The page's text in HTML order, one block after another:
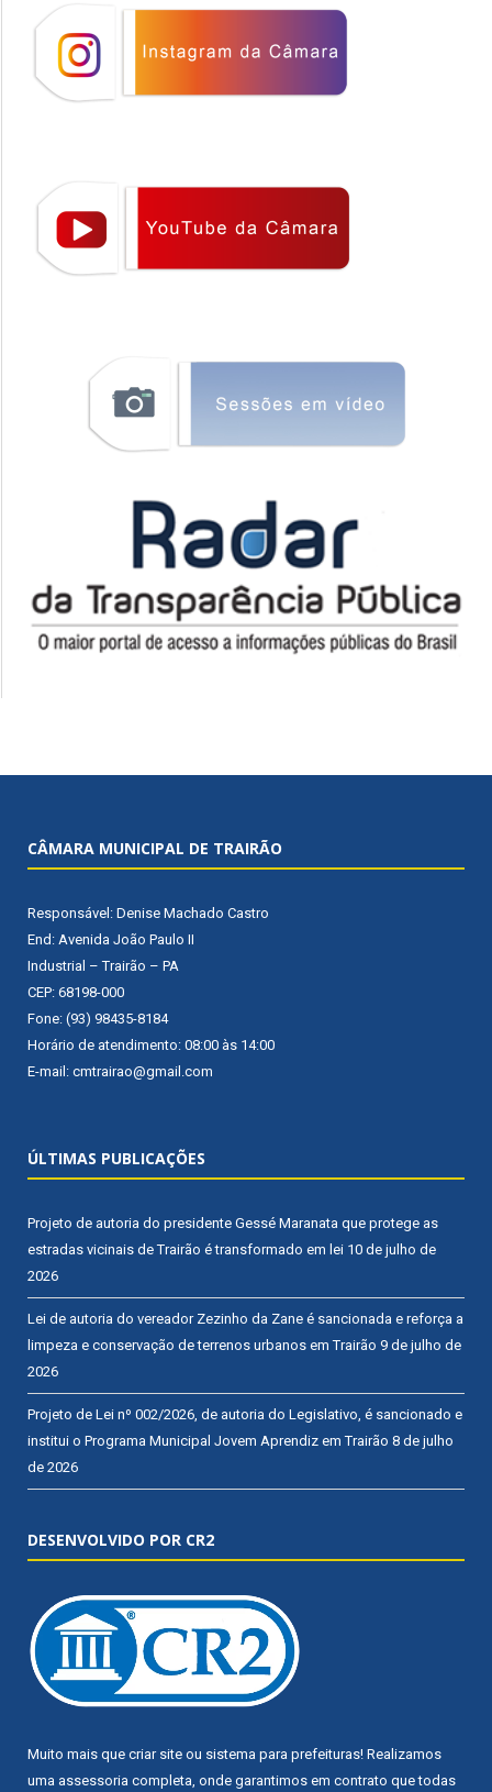
CÂMARA MUNICIPAL DE TRAIRÃO
Responsável: Denise Machado Castro
End: Avenida João Paulo II
Industrial – Trairão – PA
CEP: 68198-000
Fone: (93) 98435-8184
Horário de atendimento: 08:00 às 14:00
E-mail: cmtrairao@gmail.com
ÚLTIMAS PUBLICAÇÕES
Projeto de autoria do presidente Gessé Maranata que protege as
estradas vicinais de Trairão é transformado em lei 10 de julho de
2026
Lei de autoria do vereador Zezinho da Zane é sancionada e reforça a
limpeza e conservação de terrenos urbanos em Trairão 9 de julho de
2026
Projeto de Lei nº 002/2026, de autoria do Legislativo, é sancionado e
institui o Programa Municipal Jovem Aprendiz em Trairão 8 de julho
de 2026
DESENVOLVIDO POR CR2
Muito mais que criar site ou sistema para prefeituras! Realizamos
uma assessoria completa, onde garantimos em contrato que todas